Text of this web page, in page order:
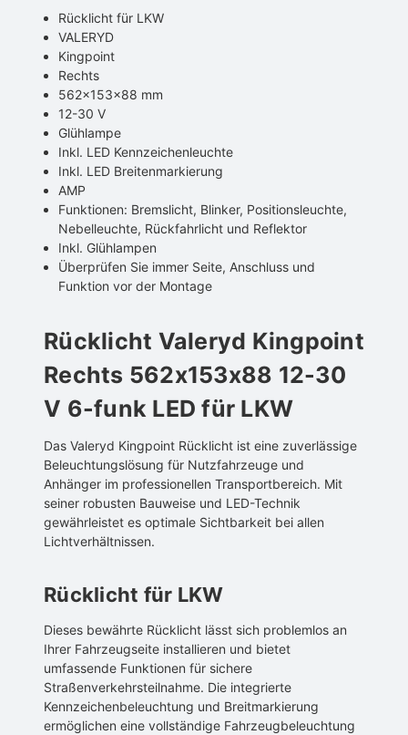
Rücklicht für LKW
VALERYD
Kingpoint
Rechts
562x153x88 mm
12-30 V
Glühlampe
Inkl. LED Kennzeichenleuchte
Inkl. LED Breitenmarkierung
AMP
Funktionen: Bremslicht, Blinker, Positionsleuchte,
Nebelleuchte, Rückfahrlicht und Reflektor
Inkl. Glühlampen
Überprüfen Sie immer Seite, Anschluss und
Funktion vor der Montage
Rücklicht Valeryd Kingpoint
Rechts 562x153x88 12-30
V 6-funk LED für LKW
Das Valeryd Kingpoint Rücklicht ist eine zuverlässige
Beleuchtungslösung für Nutzfahrzeuge und
Anhänger im professionellen Transportbereich. Mit
seiner robusten Bauweise und LED-Technik
gewährleistet es optimale Sichtbarkeit bei allen
Lichtverhältnissen.
Rücklicht für LKW
Dieses bewährte Rücklicht lässt sich problemlos an
Ihrer Fahrzeugseite installieren und bietet
umfassende Funktionen für sichere
Straßenverkehrsteilnahme. Die integrierte
Kennzeichenbeleuchtung und Breitmarkierung
ermöglichen eine vollständige Fahrzeugbeleuchtung